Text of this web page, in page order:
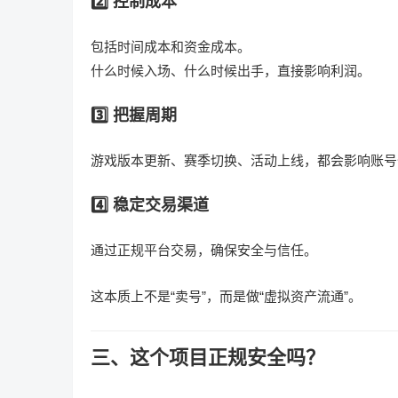
包括时间成本和资金成本。
什么时候入场、什么时候出手，直接影响利润。
3️⃣ 把握周期
游戏版本更新、赛季切换、活动上线，都会影响账
4️⃣ 稳定交易渠道
通过正规平台交易，确保安全与信任。
这本质上不是“卖号”，而是做“虚拟资产流通”。
三、这个项目正规安全吗？